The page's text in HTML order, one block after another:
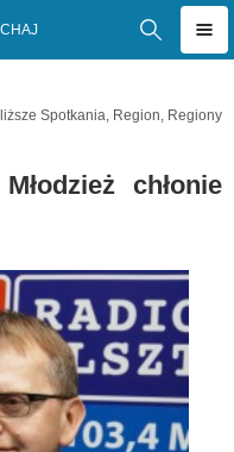
Spotkania, Region, Regiony
chłonie